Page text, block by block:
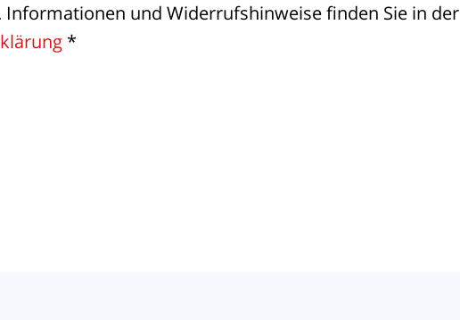
Informationen und Widerrufshinweise finden Sie in der
*